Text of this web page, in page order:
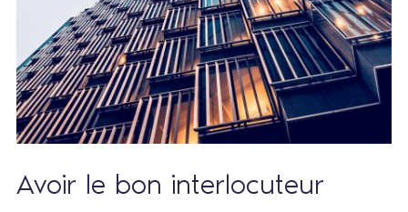
Avoir le bon interlocuteur